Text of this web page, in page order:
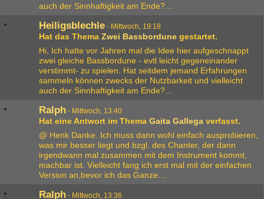
auch der Sinnhaftigkeit am Ende?…
Heiligsblechle - Mittwoch, 19:18
Hat das Thema Zwei Bassbordune gestartet.
Hi, Ich hatte vor Jahren mal die Idee hier aufgeschnappt
zwei gleiche Bassbordune - evtl leicht gegeneinander
verstimmt- zu spielen. Hat seitdem jemand Erfahrungen
sammeln können zwecks der Nutzbarkeit und vielleicht
auch der Sinnhaftigkeit am Ende?…
Ralph - Mittwoch, 13:40
Hat eine Antwort im Thema Gaita Gallega verfasst.
@ Henk Danke. Ich muss dann wohl einfach ausprobieren,
was mir besser liegt und bzgl. des Chanter, der dann
irgendwann mal zusammen mit dem Instrument kommt,
machbar ist. Vielleicht fang ich erst mal mit der einfachen
Version an,bevor ich das Ganze…
Ralph - Mittwoch, 13:36